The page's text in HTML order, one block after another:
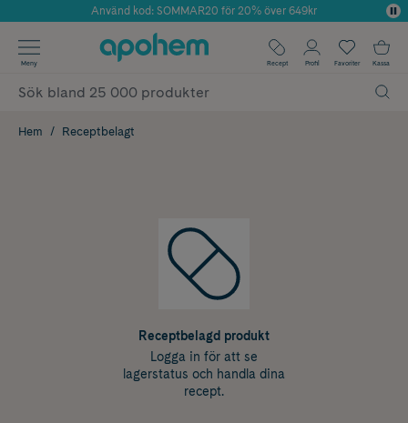
Årets Butik 2025 inom Skönhet
Använd kod: SOMMAR20 för 20% över 649kr
✓ Fri frakt
✓ Poäng på alla köp*
Meny Recept Profil Favoriter Kassa
Hem Receptbelagt
Receptbelagd produkt
Logga in för att se
lagerstatus och handla dina
recept.